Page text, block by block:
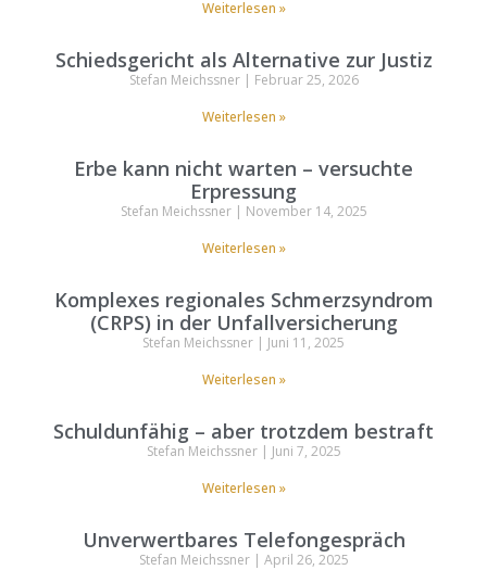
Weiterlesen »
Schiedsgericht als Alternative zur Justiz
Stefan Meichssner
Februar 25, 2026
Weiterlesen »
Erbe kann nicht warten – versuchte
Erpressung
Stefan Meichssner
November 14, 2025
Weiterlesen »
Komplexes regionales Schmerzsyndrom
(CRPS) in der Unfallversicherung
Stefan Meichssner
Juni 11, 2025
Weiterlesen »
Schuldunfähig – aber trotzdem bestraft
Stefan Meichssner
Juni 7, 2025
Weiterlesen »
Unverwertbares Telefongespräch
Stefan Meichssner
April 26, 2025